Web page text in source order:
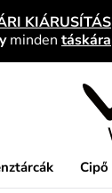
KIÁRUSÍTÁS
minden táskára
Cipő